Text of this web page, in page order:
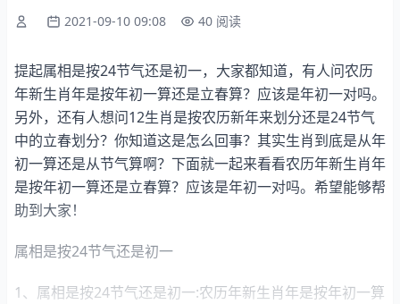
2021-09-10 09:08 40 阅读
提起属相是按24节气还是初一，大家都知道，有人问农历
年新生肖年是按年初一算还是立春算？应该是年初一对吗。
另外，还有人想问12生肖是按农历新年来划分还是24节气
中的立春划分？你知道这是怎么回事？其实生肖到底是从年
初一算还是从节气算啊？下面就一起来看看农历年新生肖年
是按年初一算还是立春算？应该是年初一对吗。希望能够帮
助到大家！
属相是按24节气还是初一
1、属相是按24节气还是初一:农历年新生肖年是按年初一算